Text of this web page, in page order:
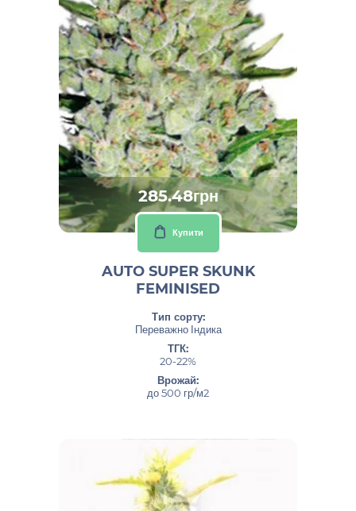
285.48грн
Купити
AUTO SUPER SKUNK
FEMINISED
Тип сорту:
Переважно Індика
ТГК:
20-22%
Врожай:
до 500 гр/м2